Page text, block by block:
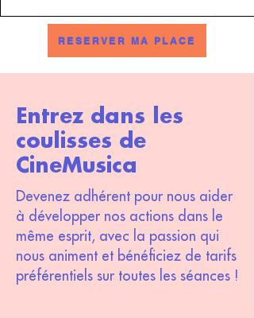
RESERVER MA PLACE
Entrez dans les
coulisses de
CineMusica
Devenez adhérent pour nous aider
à développer nos actions dans le
même esprit, avec la passion qui
nous animent et bénéficiez de tarifs
préférentiels sur toutes les séances !